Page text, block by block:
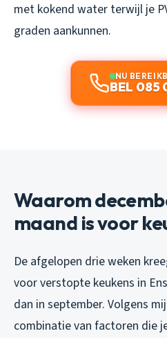
met kokend water terwijl je
graden aankunnen.
NU
BEL 085
Waarom
maand is voor
De afgelopen drie weken
voor verstopte keukens in
dan in september. Volgens
combinatie van factoren die